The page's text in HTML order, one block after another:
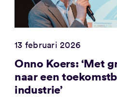
13 februari 2026
Onno Koers: ‘Met
naar een
industrie’